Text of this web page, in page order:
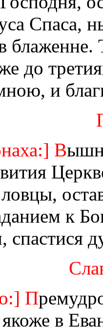
Спаса,
блаженне.
до
и
В
к
спастися
П
в